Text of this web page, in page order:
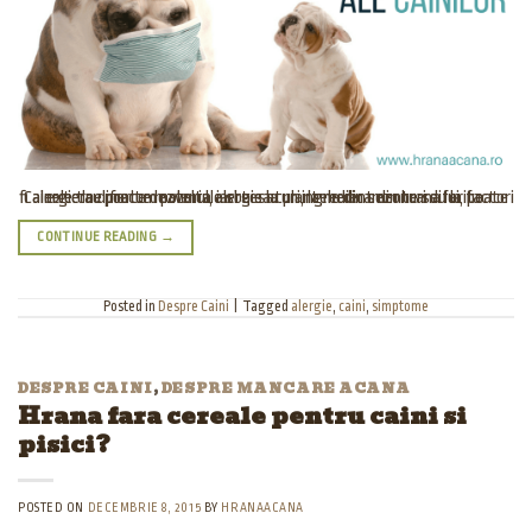
Cainele tau poate dezvolta alergie la un ingredient din hrana lui, poate fi alergic la diferite materiale si tesaturi, la medicamente sau la factori externe precum polenul, iarba sau plantele din sezonuri diferite.
CONTINUE READING →
Posted in Despre Caini Tagged alergie, caini, simptome
DESPRE CAINI,DESPRE MANCARE ACANA
Hrana fara cereale pentru caini si
pisici?
POSTED ON DECEMBRIE 8, 2015 BY HRANAACANA